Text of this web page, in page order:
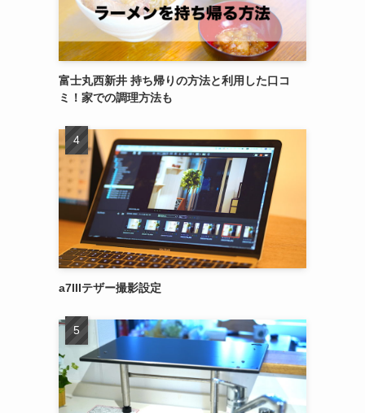
富士丸西新井 持ち帰りの方法と利用した口コ
ミ！家での調理方法も
a7IIIテザー撮影設定